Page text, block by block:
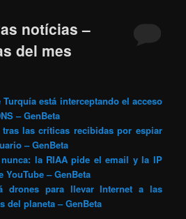
notícias –
del mes
está interceptando el acceso
– GenBeta
las críticas recibidas por espiar
– GenBeta
la RIAA pide el email y la IP
– GenBeta
drones para llevar Internet a las
del planeta – GenBeta